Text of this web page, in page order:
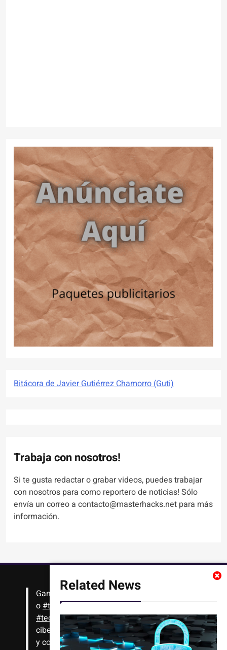
Related News
Bitácora de Javier Gutiérrez Chamorro (Guti)
Trabaja con nosotros!
Si te gusta redactar o grabar videos, puedes trabajar
con nosotros para como reportero de noticias! Sólo
envía un correo a contacto@masterhacks.net para más
información.
Gana #Bitcoinsolo con leer artículos, noticias
o#tutorialesinteresantes de ciencia,
#tecnología,#criptomonedas, seguridad
cibernética y más!! Sólo tienes que registrarte
y comenzar a navegar